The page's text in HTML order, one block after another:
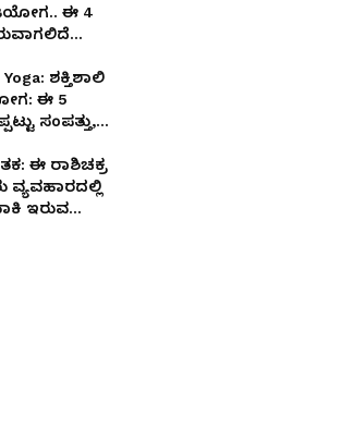
ಈ 4
ಶಕ್ತಿಶಾಲಿ
ಈ 5
ಸಂಪತ್ತು,
ಈ ರಾಶಿಚಕ್ರ
ವ್ಯವಹಾರದಲ್ಲಿ
ಇರುವ